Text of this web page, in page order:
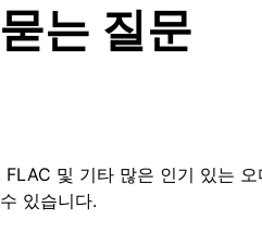
는 질문
및 기타 많은 인기 있는
있습니다.